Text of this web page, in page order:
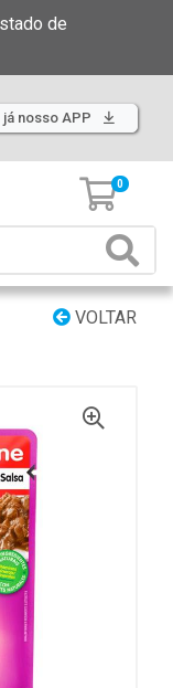
de
já nosso APP
0
VOLTAR